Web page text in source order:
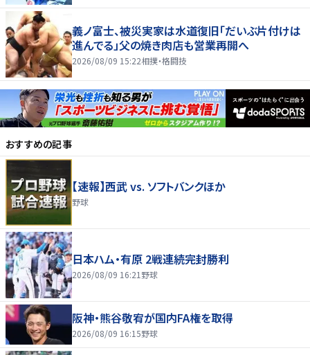
義ノ富士、被災実家は水道復旧「だいぶ片付けは
進んでる」父の焼き肉店も営業再開へ
2026/08/09 15:22相撲・格闘技
おすすめの記事
【速報】西武 vs. ソフトバンクほか
野球
日本ハム・有原 2戦連続完封勝利
2026/08/09 16:21 野球
阪神・熊谷敬宥が国内FA権を取得
2026/08/09 16:15野球